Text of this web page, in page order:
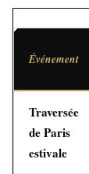
Événement
Traversée
de Paris
estivale